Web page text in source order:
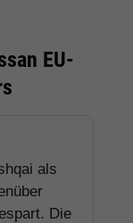
EU-
als
Die